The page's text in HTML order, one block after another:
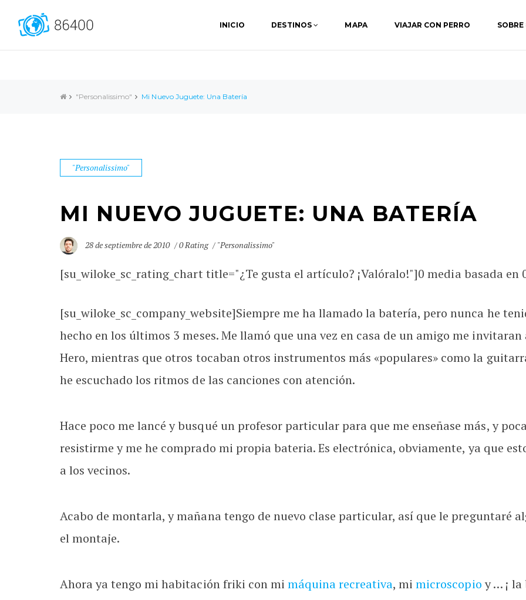
INICIO DESTINOS MAPA VIAJAR CON PERRO
"Personalissimo" Mi Nuevo Juguete: Una Batería
"Personalissimo"
MI NUEVO JUGUETE: UNA BATERÍA
28 de septiembre de 2010 0 Rating "Personalissimo"
[su_wiloke_sc_rating_chart title="¿Te gusta el artículo? ¡Valóralo!"]0media basada en
[su_wiloke_sc_company_website]Siempre me ha llamado la batería, pero nunca he
hecho en los últimos 3 meses. Me llamó que una vez en casa de un amigo me
Hero, mientras que otros tocaban otros instrumentos más «populares» como la
he escuchado los ritmos de las canciones con atención.
Hace poco me lancé y busqué un profesor particular para que me enseñase más, y
resistirme y me he comprado mi propia bateria. Es electrónica, obviamente, ya que
a los vecinos.
Acabo de montarla, y mañana tengo de nuevo clase particular, así que le preguntaré
el montaje.
Ahora ya tengo mi habitación friki con mi máquina recreativa, mimicroscopioy … ¡